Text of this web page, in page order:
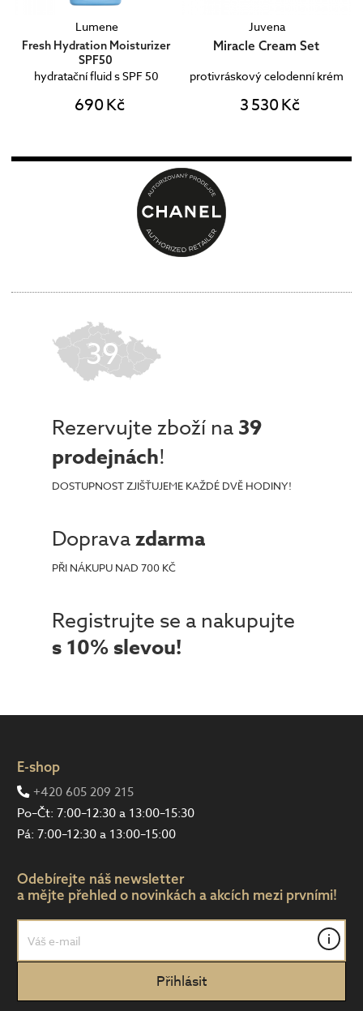
Lumene
Fresh Hydration Moisturizer
SPF50
hydratační fluid s SPF 50
690 Kč
Juvena
Miracle Cream Set
protivráskový celodenní krém
3 530 Kč
39
Rezervujte zboží na 39
prodejnách!
DOSTUPNOST ZJIŠŤUJEME KAŽDÉ DVĚ HODINY!
Dopravazdarma
PŘI NÁKUPU NAD 700 KČ
Registrujte se a nakupujte
s 10% slevou!
E-shop
+420 605 209 215
Po–Čt: 7:00–12:30 a 13:00–15:30
Pá: 7:00–12:30 a 13:00–15:00
Odebírejte náš newsletter
a mějte přehled o novinkách a akcích mezi prvními!
i